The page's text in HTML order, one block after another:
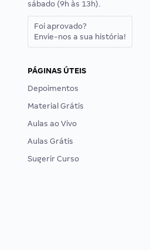
sábado (9h às 13h).
Foi aprovado?
Envie-nos a sua história!
PÁGINAS ÚTEIS
Depoimentos
Material Grátis
Aulas ao Vivo
Aulas Grátis
Sugerir Curso